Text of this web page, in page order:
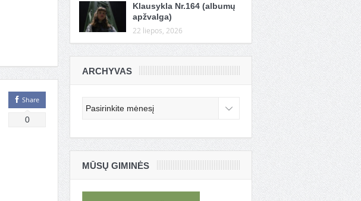
Share
0
Klausykla Nr.164 (albumų
apžvalga)
22 liepos, 2026
ARCHYVAS
MŪSŲ GIMINĖS